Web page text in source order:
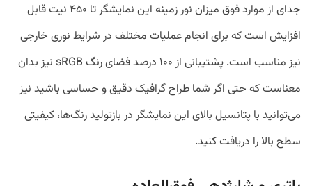
جدای از موارد فوق میزان نور زمینه این نمایشگر تا ۴۵۰ نیت قابل
افزایش است که برای انجام عملیات مختلف در شرایط نوری خارجی
نیز مناسب است. پشتیبانی از ۱۰۰ درصد فضای رنگ sRGB نیز بدان
معناست که حتی اگر شما طراح گرافیک دقیق و حساسی باشید نیز
می‌‎توانید با پتانسیل بالای این نمایشگر در بازتولید رنگ‌‎ها، کیفیتی
سطح بالا را دریافت کنید.